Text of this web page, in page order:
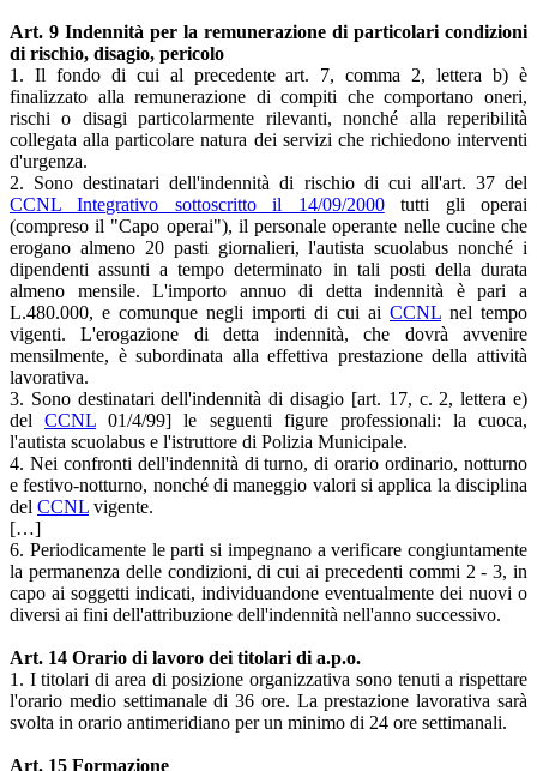
Art. 9 Indennità per la remunerazione di particolari condizioni
di rischio, disagio, pericolo
1. Il fondo di cui al precedente art. 7, comma 2, lettera b) è
finalizzato alla remunerazione di compiti che comportano oneri,
rischi o disagi particolarmente rilevanti, nonché alla reperibilità
collegata alla particolare natura dei servizi che richiedono interventi
d'urgenza.
2. Sono destinatari dell'indennità di rischio di cui all'art. 37 del
CCNL Integrativo sottoscritto il 14/09/2000tutti gli operai
(compreso il "Capo operai"), il personale operante nelle cucine che
erogano almeno 20 pasti giornalieri, l'autista scuolabus nonché i
dipendenti assunti a tempo determinato in tali posti della durata
almeno mensile. L'importo annuo di detta indennità è pari a
L.480.000, e comunque negli importi di cui ai CCNL nel tempo
vigenti. L'erogazione di detta indennità, che dovrà avvenire
mensilmente, è subordinata alla effettiva prestazione della attività
lavorativa.
3. Sono destinatari dell'indennità di disagio [art. 17, c. 2, lettera e)
delCCNL 01/4/99] le seguenti figure professionali: la cuoca,
l'autista scuolabus e l'istruttore di Polizia Municipale.
4. Nei confronti dell'indennità di turno, di orario ordinario, notturno
e festivo-notturno, nonché di maneggio valori si applica la disciplina
del CCNL vigente.
[…]
6. Periodicamente le parti si impegnano a verificare congiuntamente
la permanenza delle condizioni, di cui ai precedenti commi 2 - 3, in
capo ai soggetti indicati, individuandone eventualmente dei nuovi o
diversi ai fini dell'attribuzione dell'indennità nell'anno successivo.
Art. 14 Orario di lavoro dei titolari di a.p.o.
1. I titolari di area di posizione organizzativa sono tenuti a rispettare
l'orario medio settimanale di 36 ore. La prestazione lavorativa sarà
svolta in orario antimeridiano per un minimo di 24 ore settimanali.
Art. 15 Formazione